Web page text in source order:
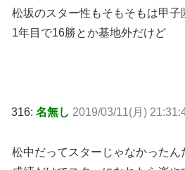
松坂のスター性もそもそもは甲子
1年目で16勝とか基地外だけど
316: 名無し 2019/03/11(月)
松中だってスターじゃなかったん